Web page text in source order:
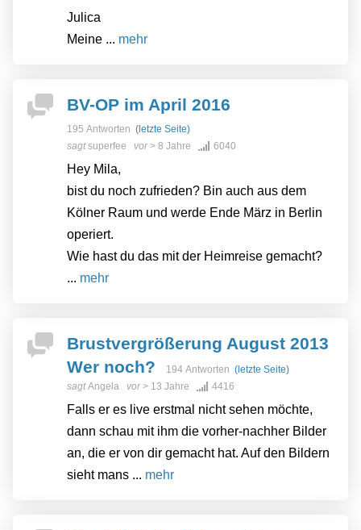
Julica
Meine ... mehr
BV-OP im April 2016
195 Antworten (letzte Seite)
sagtsuperfee vor> 8 Jahre 6040
Hey Mila,
bist du noch zufrieden? Bin auch aus dem
Kölner Raum und werde Ende März in Berlin
operiert.
Wie hast du das mit der Heimreise gemacht?
... mehr
Brustvergrößerung August 2013
Wer noch?
194 Antworten (letzte Seite)
sagtAngela vor> 13 Jahre 4416
Falls er es live erstmal nicht sehen möchte,
dann schau mit ihm die vorher-nachher Bilder
an, die er von dir gemacht hat. Auf den Bildern
sieht mans ... mehr